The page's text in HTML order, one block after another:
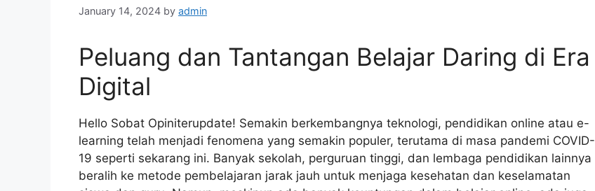
January 14, 2024 by admin
Peluang dan Tantangan Belajar Daring di Era
Digital
Hello Sobat Opiniterupdate! Semakin berkembangnya teknologi, pendidikan online atau e-
learning telah menjadi fenomena yang semakin populer, terutama di masa pandemi COVID-
19 seperti sekarang ini. Banyak sekolah, perguruan tinggi, dan lembaga pendidikan lainnya
beralih ke metode pembelajaran jarak jauh untuk menjaga kesehatan dan keselamatan